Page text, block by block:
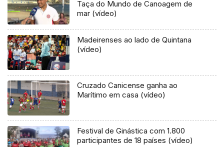
Taça do Mundo de Canoagem de
mar (vídeo)
Madeirenses ao lado de Quintana
(vídeo)
Cruzado Canicense ganha ao
Marítimo em casa (vídeo)
Festival de Ginástica com 1.800
participantes de 18 países (vídeo)